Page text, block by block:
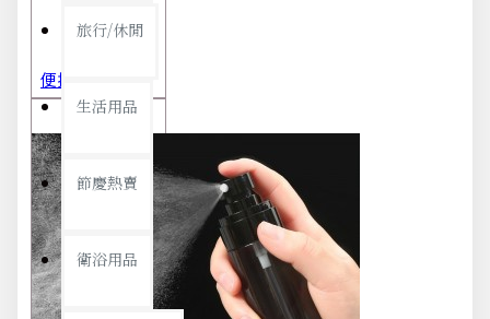
旅行/休閒
生活用品
節慶熱賣
衛浴用品